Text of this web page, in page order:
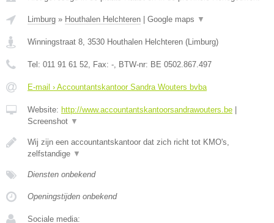
Limburg » Houthalen Helchteren Google maps ▼
Winningstraat 8, 3530 Houthalen Helchteren (Limburg)
Tel: 011 91 61 52, Fax: -, BTW-nr: BE 0502.867.497
E-mail › Accountantskantoor Sandra Wouters bvba
Website: http://www.accountantskantoorsandrawouters.be
Screenshot ▼
Wij zijn een accountantskantoor dat zich richt tot KMO's,
zelfstandige ▼
Diensten onbekend
Openingstijden onbekend
Sociale media: